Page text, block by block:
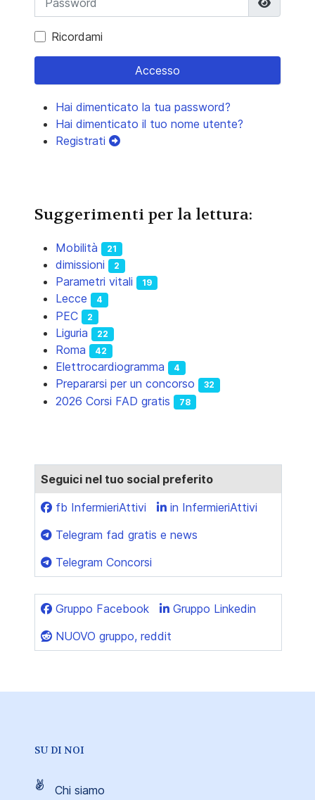
Ricordami
Accesso
Hai dimenticato la tua password?
Hai dimenticato il tuo nome utente?
Registrati
Suggerimenti per la lettura:
Mobilità 21
dimissioni 2
Parametri vitali 19
Lecce 4
PEC 2
Liguria 22
Roma 42
Elettrocardiogramma 4
Prepararsi per un concorso 32
2026 Corsi FAD gratis 78
Seguici nel tuo social preferito
fb InfermieriAttivi
in InfermieriAttivi
Telegram fad gratis e news
Telegram Concorsi
Gruppo Facebook
Gruppo Linkedin
NUOVO gruppo, reddit
SU DI NOI
Chi siamo